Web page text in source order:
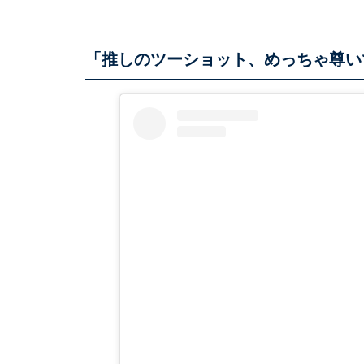
「推しのツーショット、めっちゃ尊